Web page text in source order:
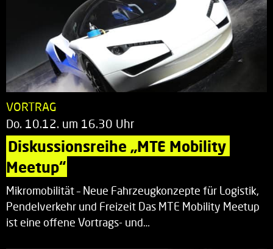
VORTRAG
Do. 10.12. um 16.30 Uhr
Diskussionsreihe „MTE Mobility
Meetup“
Mikromobilität – Neue Fahrzeugkonzepte für Logistik,
Pendelverkehr und Freizeit Das MTE Mobility Meetup
ist eine offene Vortrags- und…